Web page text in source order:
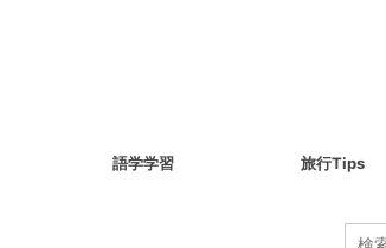
語学学習 旅行Tips